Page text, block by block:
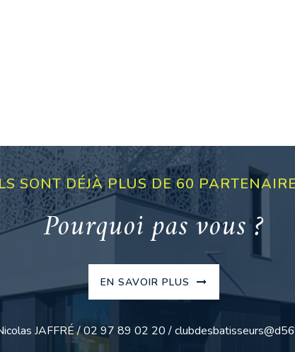
SONT DÉJÀ PLUS DE 60
Pourquoi pas vous ?
EN SAVOIR PLUS
JAFFRÉ / 02 97 89 02 20 /